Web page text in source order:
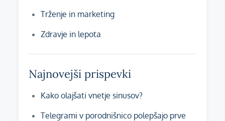
Trženje in marketing
Zdravje in lepota
Najnovejši prispevki
Kako olajšati vnetje sinusov?
Telegrami v porodnišnico polepšajo prve